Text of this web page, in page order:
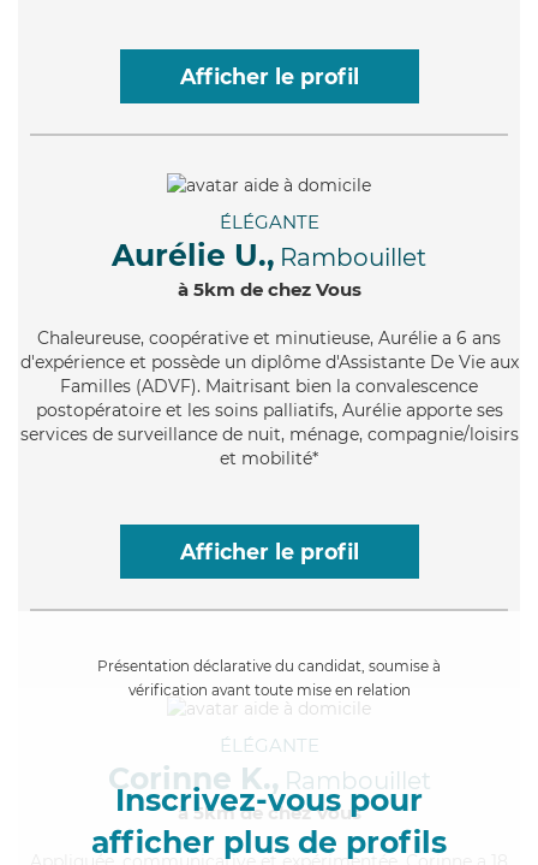
Afficher le profil
ÉLÉGANTE
Aurélie U., Rambouillet
à 5km de chez Vous
Chaleureuse, coopérative et minutieuse, Aurélie a 6 ans
d'expérience et possède un diplôme d'Assistante De Vie aux
Familles (ADVF). Maitrisant bien la convalescence
postopératoire et les soins palliatifs, Aurélie apporte ses
services de surveillance de nuit, ménage, compagnie/loisirs
et mobilité*
Afficher le profil
Présentation déclarative du candidat, soumise à
vérification avant toute mise en relation
Inscrivez-vous pour
afficher plus de profils
ÉLÉGANTE
Corinne K., Rambouillet
à 5km de chez Vous